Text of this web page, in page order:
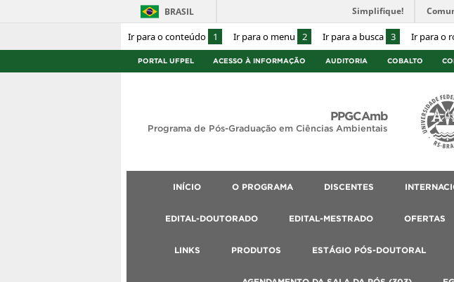
Ir para o conteúdo 1 Ir para o menu 2 Ir para a busca 3 Ir para o
BRASIL Simplifique!
PORTAL UFPEL ACESSO À INFORMAÇÃO AUDITORIA COBALTO
PPGCAmb
Programa de Pós-Graduação em Ciências Ambientais
INÍCIO O PROGRAMA DISCENTES
EDITAL-DOUTORADO EDITAL-MESTRADO OFERTAS
LINKS PRODUTOS ESTÁGIO PÓS-DOUTORAL